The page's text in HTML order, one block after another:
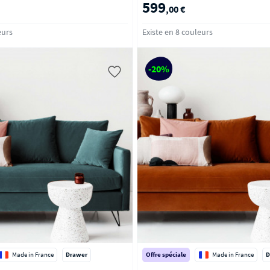
599,00 €
Existe en 8 couleurs
Made in France Drawer
-20%
Offre spéciale Made in France